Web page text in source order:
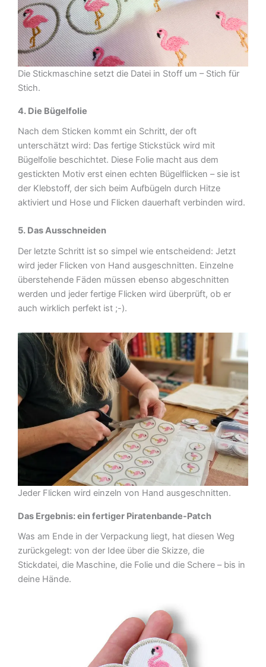
Die Stickmaschine setzt die Datei in Stoff um – Stich für
Stich.
4. Die Bügelfolie
Nach dem Sticken kommt ein Schritt, der oft
unterschätzt wird: Das fertige Stickstück wird mit
Bügelfolie beschichtet. Diese Folie macht aus dem
gestickten Motiv erst einen echten Bügelflicken – sie ist
der Klebstoff, der sich beim Aufbügeln durch Hitze
aktiviert und Hose und Flicken dauerhaft verbinden wird.
5. Das Ausschneiden
Der letzte Schritt ist so simpel wie entscheidend: Jetzt
wird jeder Flicken von Hand ausgeschnitten. Einzelne
überstehende Fäden müssen ebenso abgeschnitten
werden und jeder fertige Flicken wird überprüft, ob er
auch wirklich perfekt ist ;-).
Jeder Flicken wird einzeln von Hand ausgeschnitten.
Das Ergebnis: ein fertiger Piratenbande-Patch
Was am Ende in der Verpackung liegt, hat diesen Weg
zurückgelegt: von der Idee über die Skizze, die
Stickdatei, die Maschine, die Folie und die Schere – bis in
deine Hände.